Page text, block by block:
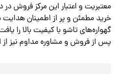
معتبریت و اعتبار این مرکز فروش
خرید مطمئن و پر از اطمینان هدایت
گهواره‌های تاشو با کیفیت بالا را
پس از فروش و مشاوره مداوم نیز از